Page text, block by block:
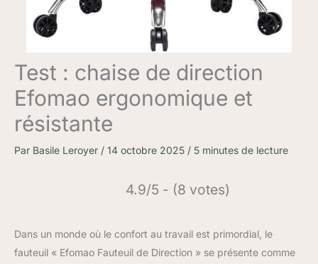
Test : chaise de direction
Efomao ergonomique et
résistante
Par Basile Leroyer / 14 octobre 2025 / 5 minutes de lecture
4.9/5 - (8 votes)
Dans un monde où le confort au travail est primordial, le
fauteuil « Efomao Fauteuil de Direction » se présente comme